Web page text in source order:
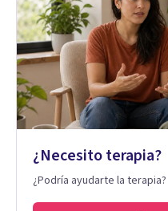
¿Necesito terapia?
¿Podría ayudarte la terapia?